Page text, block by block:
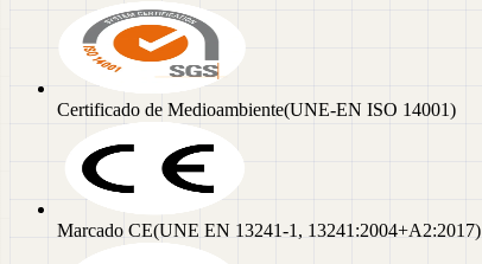
Certificado de Medioambiente(UNE-EN ISO 14001)
Marcado CE(UNE EN 13241-1, 13241:2004+A2:2017)